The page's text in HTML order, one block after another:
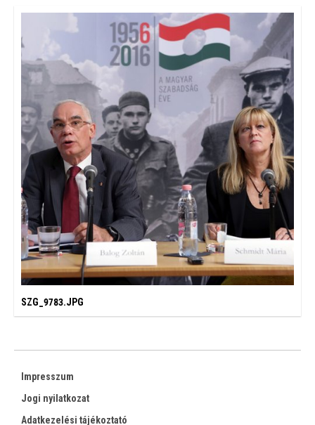
SZG_9783.JPG
Impresszum
Jogi nyilatkozat
Adatkezelési tájékoztató